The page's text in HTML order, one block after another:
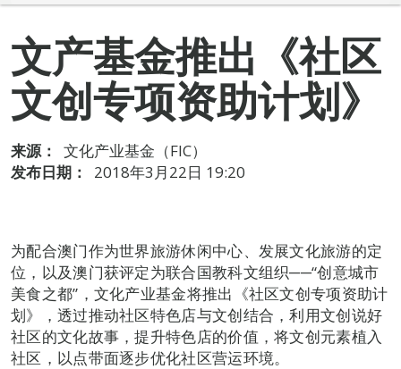
文产基金推出《社区
文创专项资助计划》
来源：
文化产业基金（FIC）
发布日期：
2018年3月22日 19:20
为配合澳门作为世界旅游休闲中心、发展文化旅游的定
位，以及澳门获评定为联合国教科文组织──“创意城市
美食之都”，文化产业基金将推出《社区文创专项资助计
划》，透过推动社区特色店与文创结合，利用文创说好
社区的文化故事，提升特色店的价值，将文创元素植入
社区，以点带面逐步优化社区营运环境。